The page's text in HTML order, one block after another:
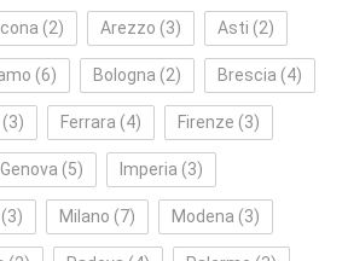
(2) Arezzo (3) Asti (2)
(6) Bologna (2) Brescia (4)
(3) Ferrara (4) Firenze (3)
Genova (5) Imperia (3)
(3) Milano (7) Modena (3)